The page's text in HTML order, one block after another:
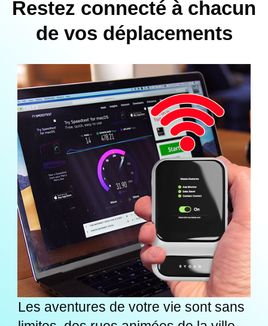
Restez connecté à chacun
de vos déplacements
Les aventures de votre vie sont sans